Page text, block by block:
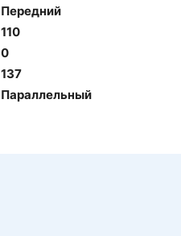
Передний
110
0
137
Параллельный